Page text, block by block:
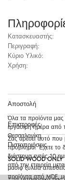
Κατασκευαστής:
Περιγραφή:
Κύριο Υλικό:
Χρήση:
Αποστολή
Όλα τα προϊόντα μας
εργάσιμη ημέρα από
Θεσσαλονίκη.
Επιστροφές
Σας αρέσει αυτό που
πρόβλημα. Έχετε το
διάστημα εντός 10
από την εταιρεία
Πιστοποιήσεις
SOLID WOOD ONLY
μασίφ ξυλεία
προϊόντα από MDF,